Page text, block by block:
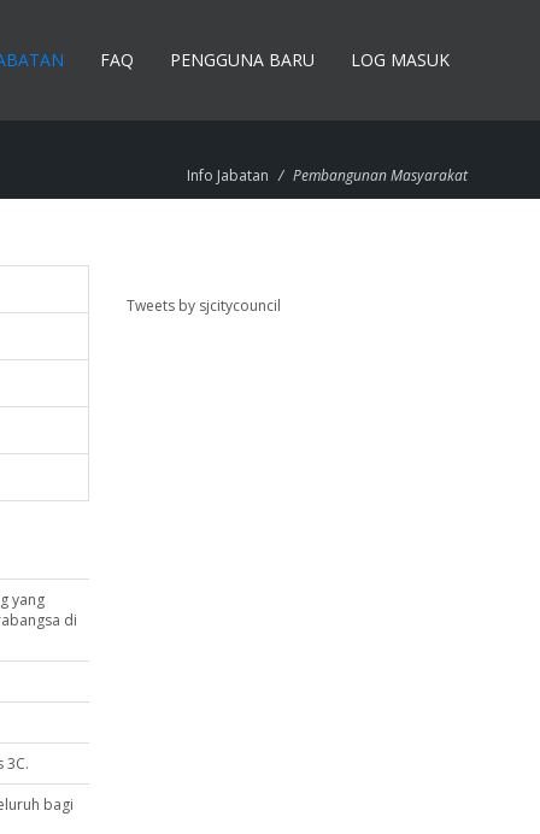
FAQ PENGGUNA BARU LOG MASUK
Info Jabatan / Pembangunan Masyarakat
yang
di
3C.
bagi
Tweets by sjcitycouncil